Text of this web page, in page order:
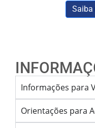
Saiba
Informações para
Orientações para